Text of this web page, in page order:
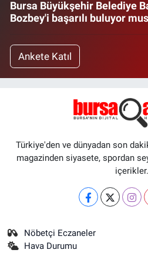
Bursa Büyükşehir Belediye
Bozbey'i başarılı buluyor
Ankete Katıl
Türkiye'den ve dünyadan son
magazinden siyasete, spordan
içerikler.
Nöbetçi Eczaneler
Hava Durumu